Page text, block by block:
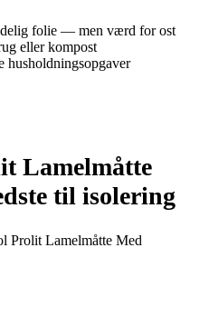
folie — men værd for ost
eller kompost
Lamelmåtte
til isolering